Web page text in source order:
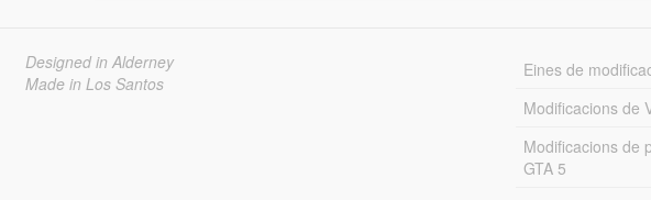
Designed in Alderney
Made in Los Santos
Eines de
Modificacions de
Modificacions de
GTA 5